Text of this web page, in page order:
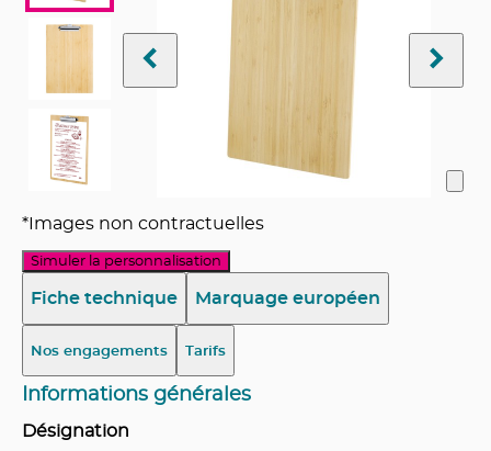
*Images non contractuelles
Simuler la personnalisation
Fiche technique Marquage européen
Nos engagements Tarifs
Informations générales
Désignation